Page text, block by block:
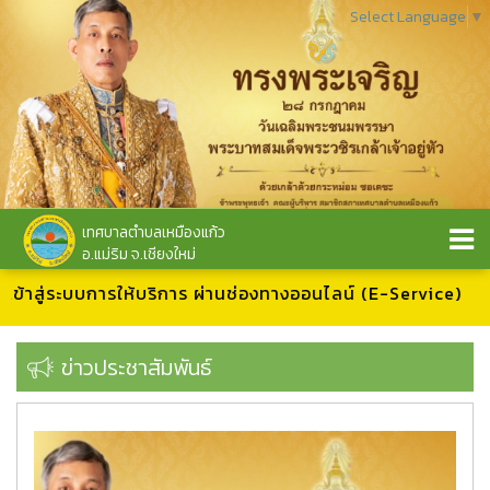
Select Language ▼
เทศบาลตำบลเหมืองแก้ว
อ.แม่ริม จ.เชียงใหม่
รให้บริการ ผ่านช่องทางออนไลน์ (E-Service)
ข่าวประชาสัมพันธ์